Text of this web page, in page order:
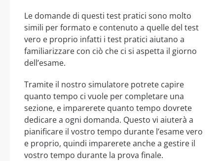
Le domande di questi test pratici sono molto
simili per formato e contenuto a quelle del test
vero e proprio infatti i test pratici aiutano a
familiarizzare con ciò che ci si aspetta il giorno
dell’esame.
Tramite il nostro simulatore potrete capire
quanto tempo ci vuole per completare una
sezione, e imparerete quanto tempo dovrete
dedicare a ogni domanda. Questo vi aiuterà a
pianificare il vostro tempo durante l’esame vero
e proprio, quindi imparerete anche a gestire il
vostro tempo durante la prova finale.